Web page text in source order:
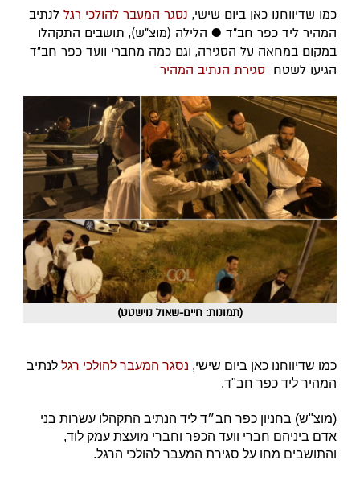
כמו שדיווחנו כאן ביום שישי, נסגר המעבר להולכי רגללנתיב
המהיר ליד כפר חב"ד ● הלילה (מוצ"ש), תושבים התקהלו
במקום במחאה על הסגירה, וגם כמה מחברי וועד כפר חב"ד
הגיעו לשטח סגירת הנתיב המהיר
(תמונות: חיים-שאול נוישטט)
כמו שדיווחנו כאן ביום שישי, נסגר המעבר להולכי רגל לנתיב
המהיר ליד כפר חב"ד.
(מוצ"ש) בחניון כפר חב״ד ליד הנתיב התקהלו עשרות בני
אדם ביניהם חברי וועד הכפר וחברי מועצת עמק לוד,
והתושבים מחו על סגירת המעבר להולכי הרגל.